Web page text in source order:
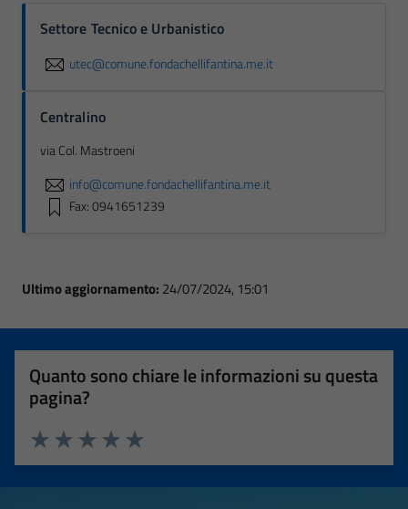
Settore Tecnico e Urbanistico
utec@comune.fondachellifantina.me.it
Centralino
via Col. Mastroeni
info@comune.fondachellifantina.me.it
Fax: 0941651239
Ultimo aggiornamento: 24/07/2024, 15:01
Quanto sono chiare le informazioni su questa
pagina?
Valuta 5 stelle su 5
Valuta 4 stelle su 5
Valuta 3 stelle su 5
Valuta 2 stelle su 5
Valuta 1 stelle su 5